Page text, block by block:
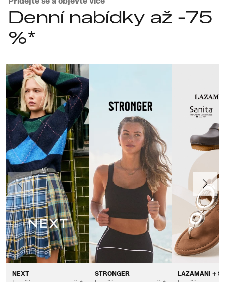
Denní nabídky až -75
%*
NEXT STRONGER LAZAMANI +
Předchozí Další